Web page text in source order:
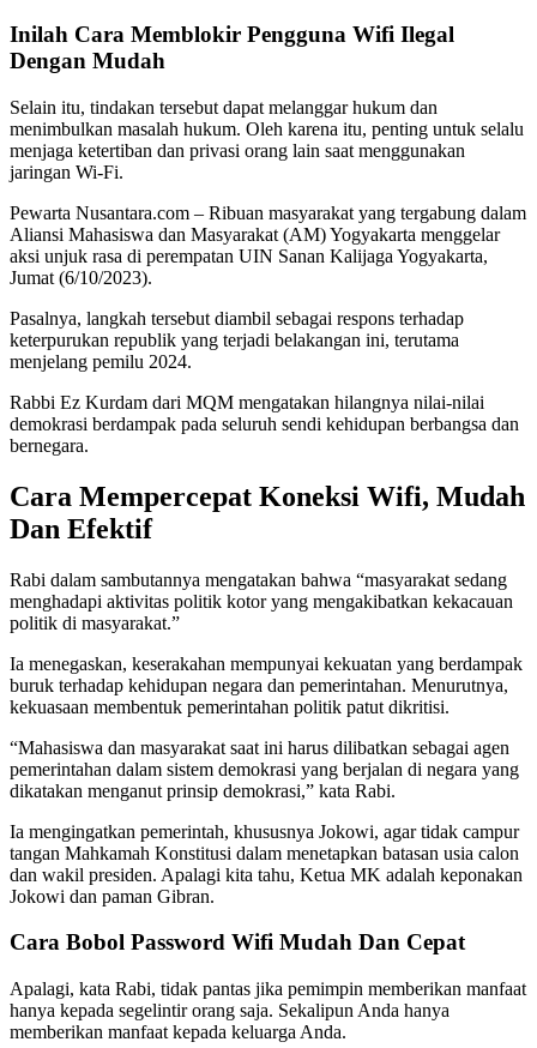
Inilah Cara Memblokir Pengguna Wifi Ilegal
Dengan Mudah
Selain itu, tindakan tersebut dapat melanggar hukum dan
menimbulkan masalah hukum. Oleh karena itu, penting untuk selalu
menjaga ketertiban dan privasi orang lain saat menggunakan
jaringan Wi-Fi.
Pewarta Nusantara.com – Ribuan masyarakat yang tergabung dalam
Aliansi Mahasiswa dan Masyarakat (AM) Yogyakarta menggelar
aksi unjuk rasa di perempatan UIN Sanan Kalijaga Yogyakarta,
Jumat (6/10/2023).
Pasalnya, langkah tersebut diambil sebagai respons terhadap
keterpurukan republik yang terjadi belakangan ini, terutama
menjelang pemilu 2024.
Rabbi Ez Kurdam dari MQM mengatakan hilangnya nilai-nilai
demokrasi berdampak pada seluruh sendi kehidupan berbangsa dan
bernegara.
Cara Mempercepat Koneksi Wifi, Mudah
Dan Efektif
Rabi dalam sambutannya mengatakan bahwa “masyarakat sedang
menghadapi aktivitas politik kotor yang mengakibatkan kekacauan
politik di masyarakat.”
Ia menegaskan, keserakahan mempunyai kekuatan yang berdampak
buruk terhadap kehidupan negara dan pemerintahan. Menurutnya,
kekuasaan membentuk pemerintahan politik patut dikritisi.
“Mahasiswa dan masyarakat saat ini harus dilibatkan sebagai agen
pemerintahan dalam sistem demokrasi yang berjalan di negara yang
dikatakan menganut prinsip demokrasi,” kata Rabi.
Ia mengingatkan pemerintah, khususnya Jokowi, agar tidak campur
tangan Mahkamah Konstitusi dalam menetapkan batasan usia calon
dan wakil presiden. Apalagi kita tahu, Ketua MK adalah keponakan
Jokowi dan paman Gibran.
Cara Bobol Password Wifi Mudah Dan Cepat
Apalagi, kata Rabi, tidak pantas jika pemimpin memberikan manfaat
hanya kepada segelintir orang saja. Sekalipun Anda hanya
memberikan manfaat kepada keluarga Anda.